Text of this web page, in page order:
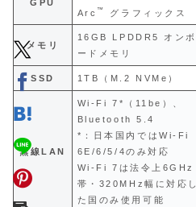
GPU
Arc ™ グラフィックス
メモリ
16GB LPDDR5 オンボ
ードメモリ
SSD 1TB（M.2 NVMe）
無線LAN
Wi-Fi 7*（11be）、
Bluetooth 5.4
*：日本国内ではWi-Fi
6E/6/5/4のみ対応
Wi-Fi 7は法令上6GHz
帯・320MHz幅に対応し
た国のみ使用可能